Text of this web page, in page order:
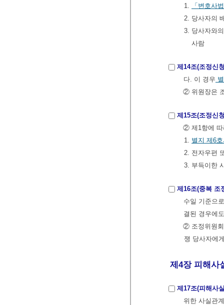
1.
「변호사
2. 당사자의
3. 당사자와
사람
제14조(조정신
다. 이 경우
② 위원장은
제15조(조정신
② 제1항에 따
1. 별지 제6
2. 전자우편
3. 부득이한
제16조(중복 조
수일 기준으
결된 경우에
② 조정위원회
쟁 당사자에
제4장 피해사
제17조(피해사
위한 사실관